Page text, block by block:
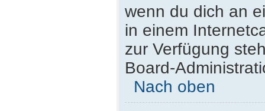
wenn du dich an
in einem
zur Verfügung
Board-
Nach oben